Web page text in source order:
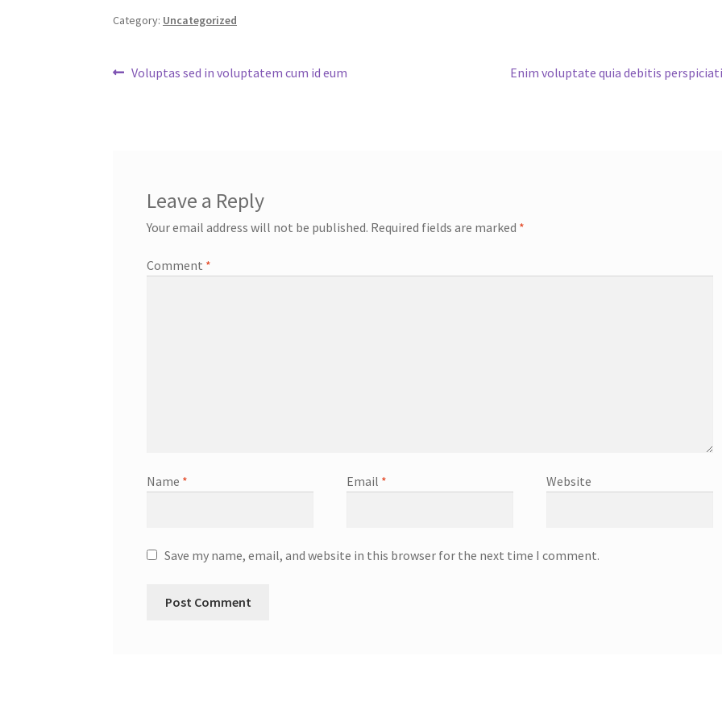
Category: Uncategorized
Post
Previous
Voluptas sed in voluptatem cum id eum
Next
Enim voluptate quia debitis
Leave a Reply
Your email address will not be published. Required fields are marked *
Comment *
Name * Email * Website
Save my name, email, and website in this browser for the next time I comment.